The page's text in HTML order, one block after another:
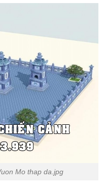
Mo thap da.jpg